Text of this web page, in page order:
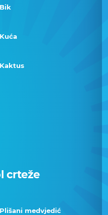
Bik
Kuća
Kaktus
crteže
Plišani medvjedić